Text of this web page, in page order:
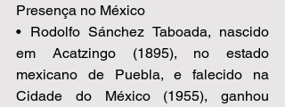
Presença no México
• Rodolfo Sánchez Taboada, nascido
em Acatzingo (1895), no estado
mexicano de Puebla, e falecido na
Cidade do México (1955), ganhou